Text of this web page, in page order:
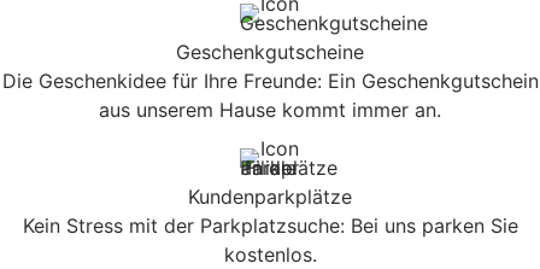
Geschenkgutscheine
Die Geschenkidee für Ihre Freunde: Ein Geschenkgutschein
aus unserem Hause kommt immer an.
Kundenparkplätze
Kein Stress mit der Parkplatzsuche: Bei uns parken Sie
kostenlos.